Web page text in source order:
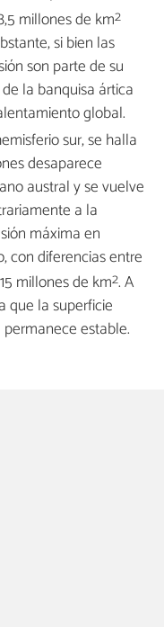
millones de km2
si bien las
son parte de su
la banquisa ártica
global.
sur, se halla
desaparece
austral y se vuelve
a la
máxima en
con diferencias entre
millones de km2. A
que la superficie
estable.